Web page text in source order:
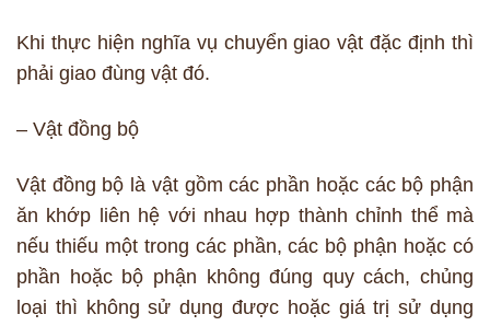
Khi thực hiện nghĩa vụ chuyển giao vật đặc định thì
phải giao đùng vật đó.
– Vật đồng bộ
Vật đồng bộ là vật gồm các phần hoặc các bộ phận
ăn khớp liên hệ với nhau hợp thành chỉnh thể mà
nếu thiếu một trong các phần, các bộ phận hoặc có
phần hoặc bộ phận không đúng quy cách, chủng
loại thì không sử dụng được hoặc giá trị sử dụng